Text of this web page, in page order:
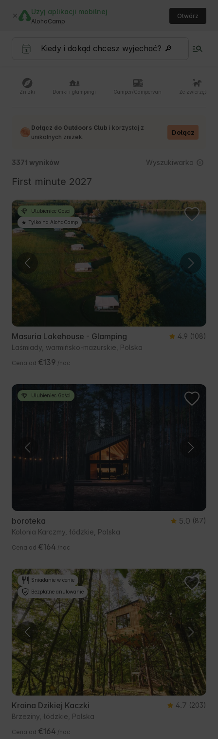
Użyj aplikacji mobilnej
AlohaCamp
Otwórz
Zniżki Domki i glampingi Camper/Campervan Ze zwierzętami
Dołącz do Outdoors Club i korzystaj z
unikalnych zniżek.
Dołącz
3371 wyników Wyszukiwarka
First minute 2027
Ulubieniec Gości
Tylko na AlohaCamp
Masuria Lakehouse - Glamping 4.9 (108)
Laśmiady, warmińsko-mazurskie, Polska
Cena od €139 /noc
Ulubieniec Gości
boroteka 5.0 (87)
Kolonia Karczmy, łódzkie, Polska
Cena od €164 /noc
Śniadanie w cenie
Bezpłatne anulowanie
Kraina Dzikiej Kaczki 4.7 (203)
Brzeziny, łódzkie, Polska
Cena od €164 /noc